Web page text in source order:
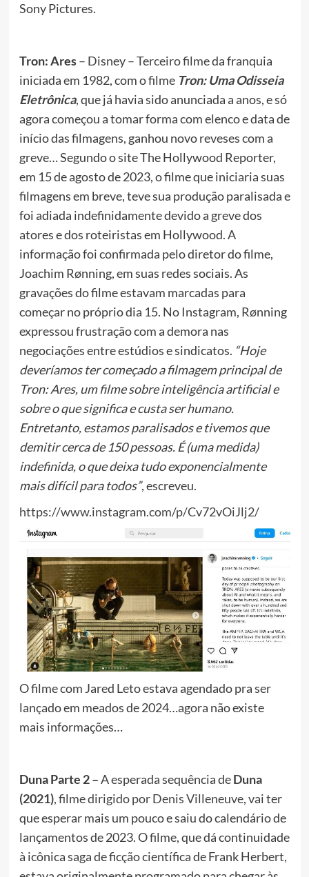
Sony Pictures.
Tron: Ares– Disney –Terceiro filmeda franquia
iniciada em 1982, com o filme Tron: Uma Odisseia
Eletrônica, que já havia sido anunciada a anos, e só
agora começou a tomar forma com elenco e data de
início das filmagens, ganhou novo reveses com a
greve… Segundo o site The Hollywood Reporter,
em 15 de agosto de 2023, o filme que iniciaria suas
filmagens em breve, teve sua produção paralisada e
foi adiada indefinidamente devido a greve dos
atores e dos roteiristas em Hollywood. A
informação foi confirmada pelo diretor do filme,
Joachim Rønning, em suas redes sociais. As
gravações do filme estavam marcadas para
começar no próprio dia 15. No Instagram, Rønning
expressou frustração com a demora nas
negociações entre estúdios e sindicatos. “Hoje
deveríamos ter começado a filmagem principal de
Tron: Ares, um filme sobre inteligência artificial e
sobre o que significa e custa ser humano.
Entretanto, estamos paralisados e tivemos que
demitir cerca de 150 pessoas. É (uma medida)
indefinida, o que deixa tudo exponencialmente
mais difícil para todos”, escreveu.
https://www.instagram.com/p/Cv72vOiJlj2/
O filme com Jared Leto estava agendado pra ser
lançado em meados de 2024…agora não existe
mais informações…
Duna Parte 2 –A esperada sequência deDuna
(2021), filme dirigido por Denis Villeneuve, vai ter
que esperar mais um pouco e saiu do calendário de
lançamentos de 2023. O filme, que dá continuidade
à icônica saga de ficção científica de Frank Herbert,